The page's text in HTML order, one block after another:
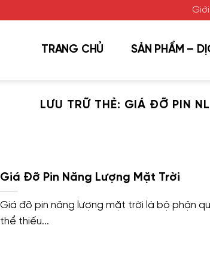
TRANG CHỦ SẢN PHẨM –
LƯU TRỮ THẺ: GIÁ ĐỠ PIN
Giá Đỡ Pin Năng Lượng Mặt Trời
Giá đỡ pin năng lượng mặt trời là bộ phận
thể thiếu...